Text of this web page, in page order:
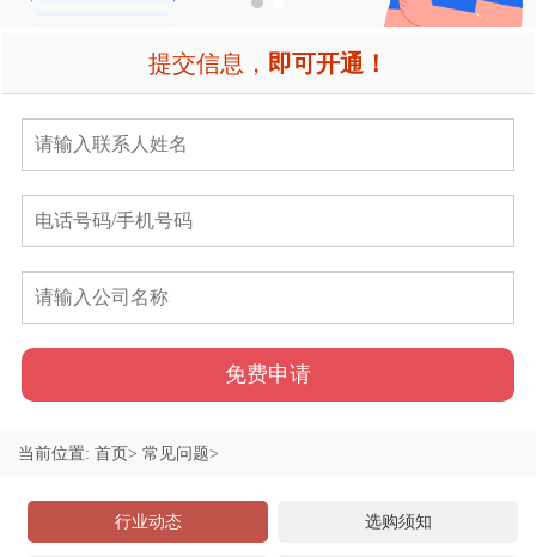
提交信息， 即可开通！
免费申请
当前位置: 首页> 常见问题>
行业动态 选购须知